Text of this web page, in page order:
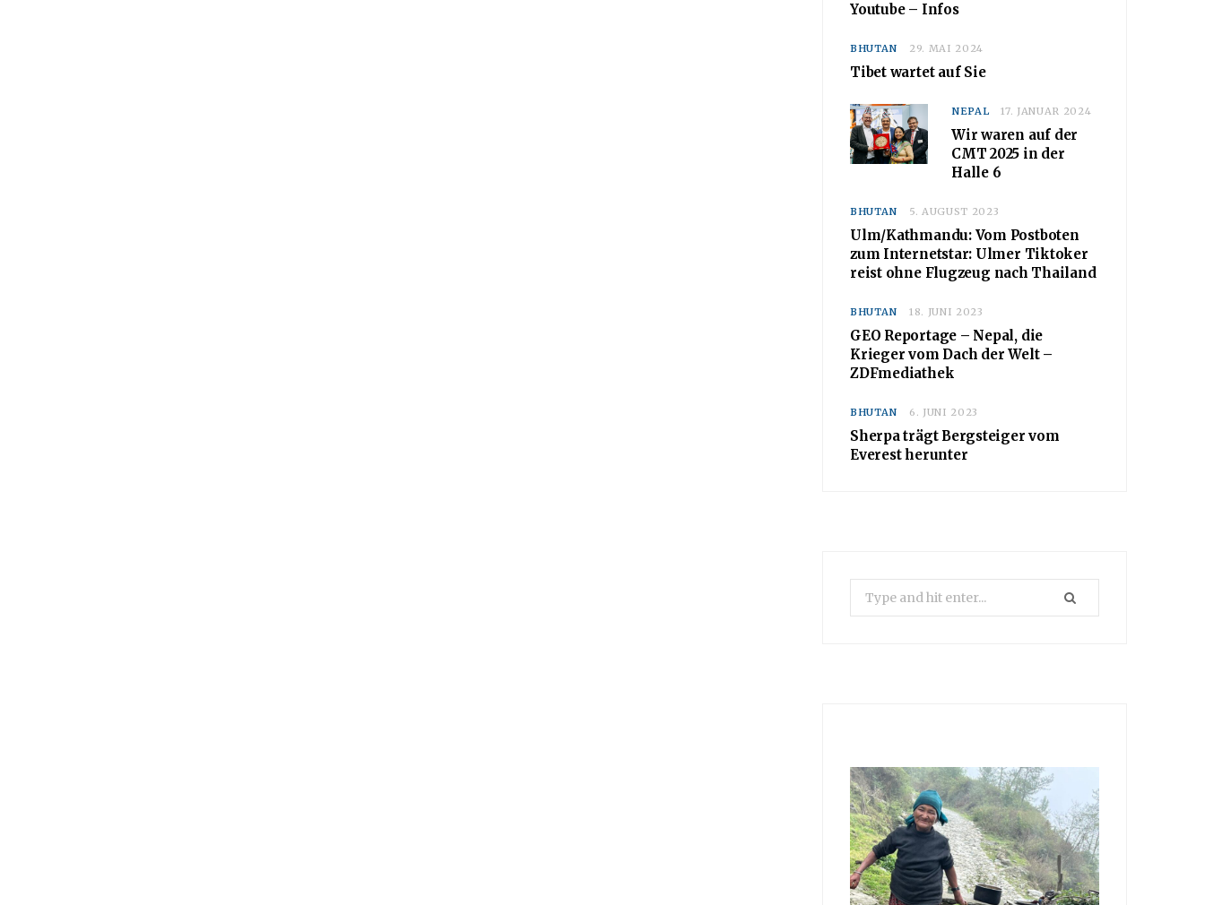
Youtube – Infos
BHUTAN 29. MAI 2024
Tibet wartet auf Sie
NEPAL 17. JANUAR 2024
Wir waren auf der
CMT 2025 in der
Halle 6
BHUTAN 5. AUGUST 2023
Ulm/Kathmandu: Vom Postboten
zum Internetstar: Ulmer Tiktoker
reist ohne Flugzeug nach Thailand
BHUTAN 18. JUNI 2023
GEO Reportage – Nepal, die
Krieger vom Dach der Welt –
ZDFmediathek
BHUTAN 6. JUNI 2023
Sherpa trägt Bergsteiger vom
Everest herunter
Search
for: